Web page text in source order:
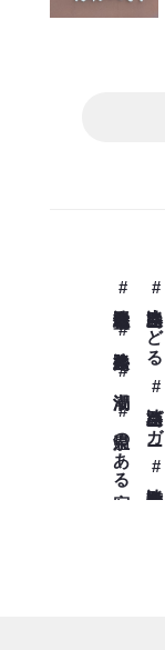
#淡路島ぬーどる
#淡路島バーガー
#淡路島七福神
#淡路島十三仏霊場
#淡路島牛丼
#渦潮
#温泉のある宿